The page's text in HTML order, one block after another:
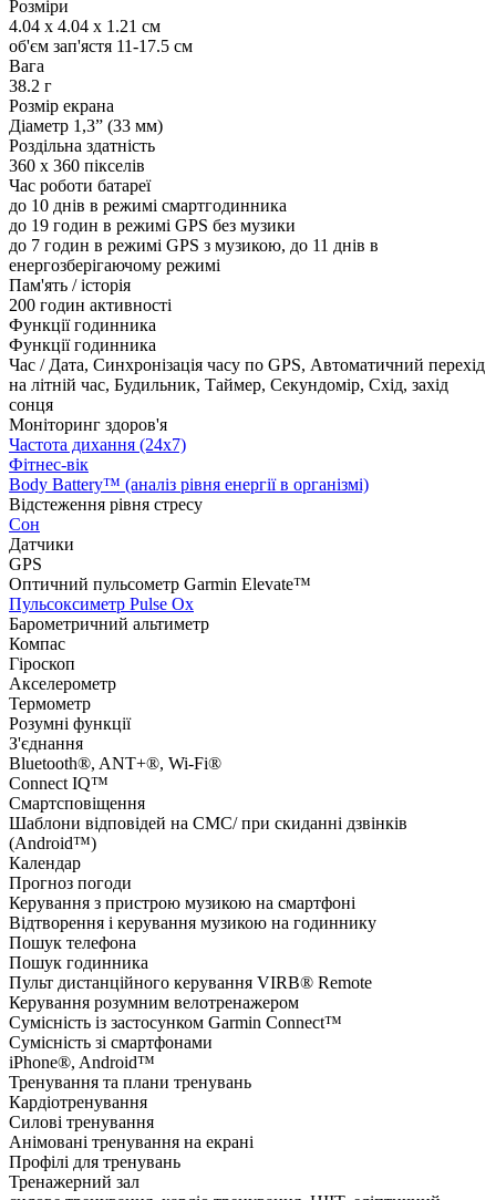
Розміри
4.04 x 4.04 x 1.21 см
об'єм зап'ястя 11-17.5 см
Вага
38.2 г
Розмір екрана
Діаметр 1,3” (33 мм)
Роздільна здатність
360 x 360 пікселів
Час роботи батареї
до 10 днів в режимі смартгодинника
до 19 годин в режимі GPS без музики
до 7 годин в режимі GPS з музикою, до 11 днів в
енергозберігаючому режимі
Пам'ять / історія
200 годин активності
Функції годинника
Функції годинника
Час / Дата, Синхронізація часу по GPS, Автоматичний перехід
на літній час, Будильник, Таймер, Секундомір, Схід, захід
сонця
Моніторинг здоров'я
Частота дихання (24x7)
Фітнес-вік
Body Battery™ (аналіз рівня енергії в організмі)
Відстеження рівня стресу
Сон
Датчики
GPS
Оптичний пульсометр Garmin Elevate™
Пульсоксиметр Pulse Ox
Барометричний альтиметр
Компас
Гіроскоп
Акселерометр
Термометр
Розумні функції
З'єднання
Bluetooth®, ANT+®, Wi-Fi®
Connect IQ™
Смартсповіщення
Шаблони відповідей на СМС/ при скиданні дзвінків
(Android™)
Календар
Прогноз погоди
Керування з пристрою музикою на смартфоні
Відтворення і керування музикою на годиннику
Пошук телефона
Пошук годинника
Пульт дистанційного керування VIRB® Remote
Керування розумним велотренажером
Сумісність із застосунком Garmin Connect™
Сумісність зі смартфонами
iPhone®, Android™
Тренування та плани тренувань
Кардіотренування
Силові тренування
Анімовані тренування на екрані
Профілі для тренувань
Тренажерний зал